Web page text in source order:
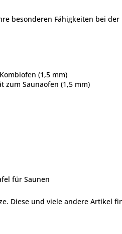
besonderen Fähigkeiten bei der
(1,5 mm)
zum Saunaofen (1,5 mm)
für Saunen
Diese und viele andere Artikel